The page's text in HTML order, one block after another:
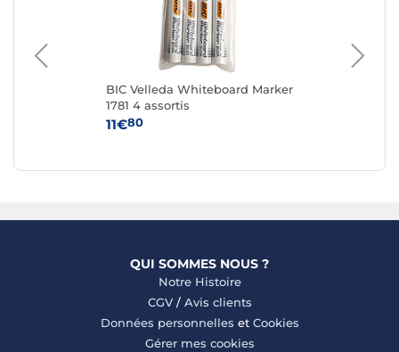
BIC Velleda Whiteboard Marker
1781 4 assortis
11€80
QUI SOMMES NOUS ?
Notre Histoire
CGV/ Avis clients
Données personnelles et Cookies
Gérer mes cookies